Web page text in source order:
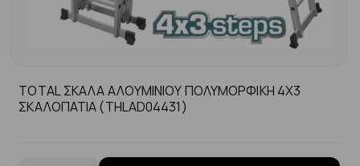
TOTAL ΣΚΑΛΑ ΑΛΟΥΜΙΝΙΟΥ ΠΟΛΥΜΟΡΦΙΚΗ 4Χ3
ΣΚΑΛΟΠΑΤΙΑ (THLAD04431)